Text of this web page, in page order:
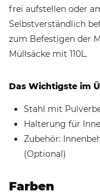
frei aufstellen oder
Selbstverständlich
zum Befestigen der
Müllsäcke mit 110L.
Das Wichtigste im
Stahl mit
Halterung für
Zubehör:
(Optional)
Farben